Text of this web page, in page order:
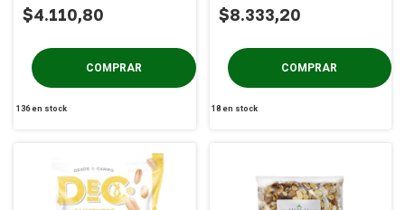
$4.110,80
136en stock
$8.333,20
18 en stock